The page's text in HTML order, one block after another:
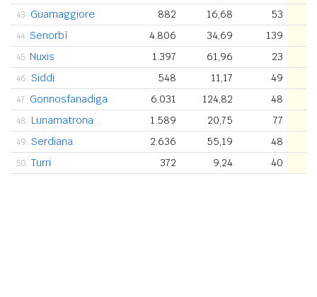
43. Guamaggiore 882 16,68 53
44. Senorbì 4.806 34,69 139
45. Nuxis 1.397 61,96 23
46. Siddi 548 11,17 49
47. Gonnosfanadiga 6.031 124,82 48
48. Lunamatrona 1.589 20,75 77
49. Serdiana 2.636 55,19 48
50. Turri 372 9,24 40